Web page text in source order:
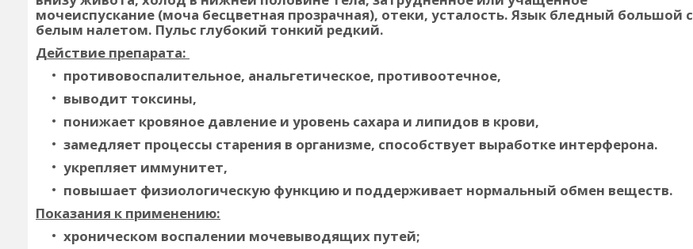
мочеиспускание (моча бесцветная прозрачная), отеки, усталость. Язык бледный большой с
белым налетом. Пульс глубокий тонкий редкий.
Действие препарата:
противовоспалительное, анальгетическое, противоотечное,
выводит токсины,
понижает кровяное давление и уровень сахара и липидов в крови,
замедляет процессы старения в организме, способствует выработке интерферона.
укрепляет иммунитет,
повышает физиологическую функцию и поддерживает нормальный обмен веществ.
Показания к применению:
хроническом воспалении мочевыводящих путей;